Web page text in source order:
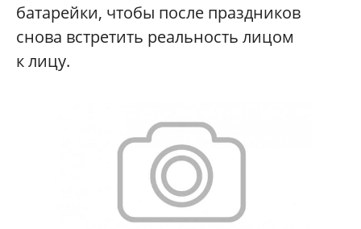
батарейки, чтобы после праздников
снова встретить реальность лицом
к лицу.